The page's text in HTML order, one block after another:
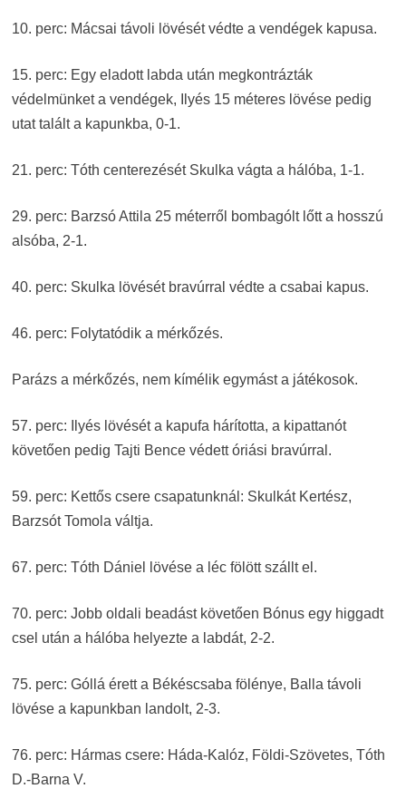
10. perc: Mácsai távoli lövését védte a vendégek kapusa.
15. perc: Egy eladott labda után megkontrázták
védelmünket a vendégek, Ilyés 15 méteres lövése pedig
utat talált a kapunkba, 0-1.
21. perc: Tóth centerezését Skulka vágta a hálóba, 1-1.
29. perc: Barzsó Attila 25 méterről bombagólt lőtt a hosszú
alsóba, 2-1.
40. perc: Skulka lövését bravúrral védte a csabai kapus.
46. perc: Folytatódik a mérkőzés.
Parázs a mérkőzés, nem kímélik egymást a játékosok.
57. perc: Ilyés lövését a kapufa hárította, a kipattanót
követően pedig Tajti Bence védett óriási bravúrral.
59. perc: Kettős csere csapatunknál: Skulkát Kertész,
Barzsót Tomola váltja.
67. perc: Tóth Dániel lövése a léc fölött szállt el.
70. perc: Jobb oldali beadást követően Bónus egy higgadt
csel után a hálóba helyezte a labdát, 2-2.
75. perc: Góllá érett a Békéscsaba fölénye, Balla távoli
lövése a kapunkban landolt, 2-3.
76. perc: Hármas csere: Háda-Kalóz, Földi-Szövetes, Tóth
D.-Barna V.